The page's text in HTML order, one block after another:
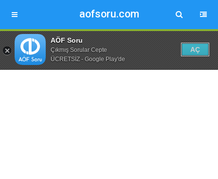
aofsoru.com
AÖF Soru
Çıkmış Sorular Cepte
ÜCRETSİZ - Google Play'de
AÇ